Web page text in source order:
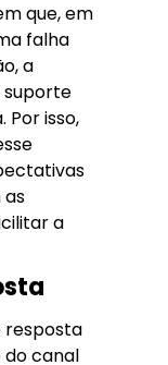
que, em
falha
a
suporte
isso,
as
a
resposta
canal